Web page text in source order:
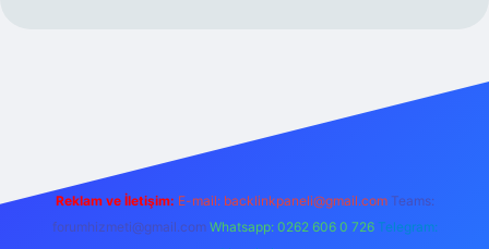
Reklam ve İletişim: E-mail: backlinkpaneli@gmail.com Teams:
forumhizmeti@gmail.com Whatsapp: 0262 606 0 726 Telegram: